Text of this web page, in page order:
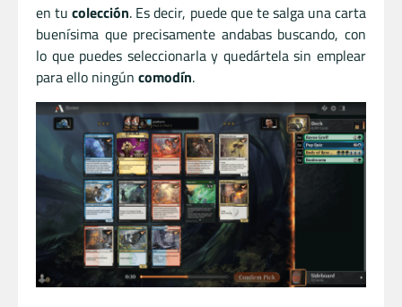
en tucolección. Es decir, puede que te salga una carta
buenísima que precisamente andabas buscando, con
lo que puedes seleccionarla y quedártela sin emplear
para ello ningún comodín.